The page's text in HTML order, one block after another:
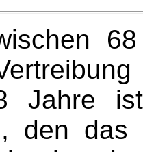
Jahre
den das